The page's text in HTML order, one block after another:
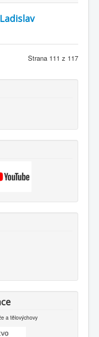
Strana 111 z 117
a tělovýchovy